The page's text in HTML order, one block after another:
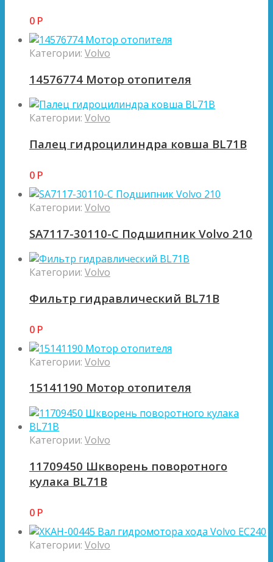
0 Р
Категории: Volvo
14576774 Мотор отопителя
Категории: Volvo
Палец гидроцилиндра ковша BL71B
0 Р
Категории: Volvo
SA7117-30110-C Подшипник Volvo 210
Категории: Volvo
Фильтр гидравлический BL71B
0 Р
Категории: Volvo
15141190 Мотор отопителя
Категории: Volvo
11709450 Шкворень поворотного
кулака BL71B
0 Р
Категории: Volvo